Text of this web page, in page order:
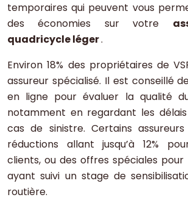
temporaires qui peuvent vous
des économies sur votre
quadricycle léger.
Environ 18% des propriétaires de
assureur spécialisé. Il est conseillé
en ligne pour évaluer la qualité
notamment en regardant les
cas de sinistre. Certains
réductions allant jusqu’à 12%
clients, ou des offres spéciales
ayant suivi un stage de
routière.